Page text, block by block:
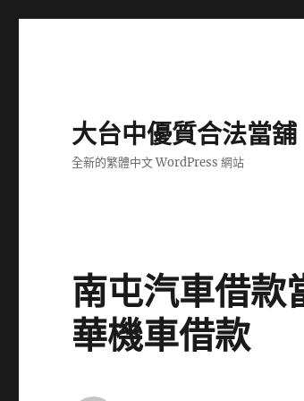
大台中優質合法當舖
全新的繁體中文 WordPress 網站
南屯汽車借款
華機車借款